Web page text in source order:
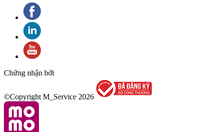
Chứng nhận bởi
©Copyright M_Service 2026